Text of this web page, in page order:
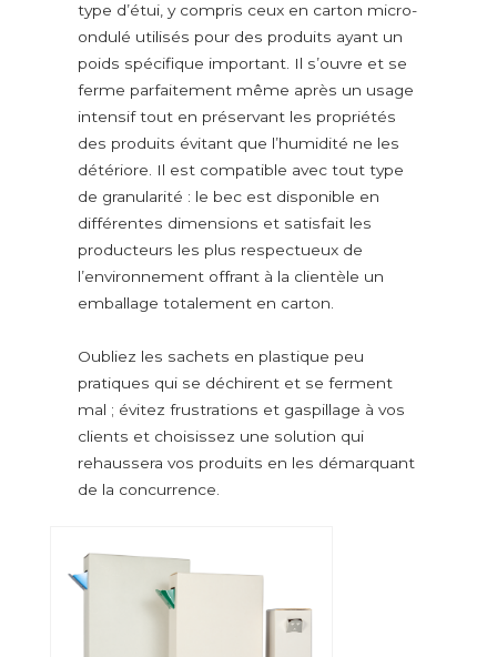
Thé, café et boissons instantanés
Céréales et légumes
Amidons
Céréales en grains et pour le petit déjeuner
Graines et légumes secs
Édulcorants et aromatisants
Plantes aromatiques surgelées
Produits de confiserie
Sucres et édulcorants
VERSEURS NON ALIMENTAIRES
Additifs de lavage et lessives
Anti calcaire
Désinfectants et blanchissants
Sel pour lave-vaisselle
Produits pour la maison et l’hygiène personnelle
type d’étui, y compris ceux en carton micro-
ondulé utilisés pour des produits ayant un
poids spécifique important. Il s’ouvre et se
ferme parfaitement même après un usage
intensif tout en préservant les propriétés
des produits évitant que l’humidité ne les
détériore. Il est compatible avec tout type
de granularité : le bec est disponible en
différentes dimensions et satisfait les
producteurs les plus respectueux de
l’environnement offrant à la clientèle un
emballage totalement en carton.
Oubliez les sachets en plastique peu
pratiques qui se déchirent et se ferment
mal ; évitez frustrations et gaspillage à vos
clients et choisissez une solution qui
rehaussera vos produits en les démarquant
de la concurrence.